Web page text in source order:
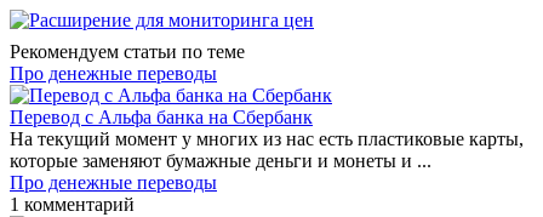
Рекомендуем статьи по теме
Про денежные переводы
Перевод с Альфа банка на Сбербанк
На текущий момент у многих из нас есть пластиковые карты,
которые заменяют бумажные деньги и монеты и ...
Про денежные переводы
1 комментарий